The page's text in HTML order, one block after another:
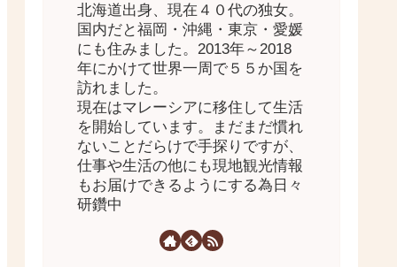
北海道出身、現在４０代の独女。
国内だと福岡・沖縄・東京・愛媛
にも住みました。2013年～2018
年にかけて世界一周で５５か国を
訪れました。
現在はマレーシアに移住して生活
を開始しています。まだまだ慣れ
ないことだらけで手探りですが、
仕事や生活の他にも現地観光情報
もお届けできるようにする為日々
研鑽中